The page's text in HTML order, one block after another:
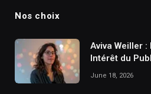
Nos choix
Aviva Weiller
Intérêt du
June 18, 2026